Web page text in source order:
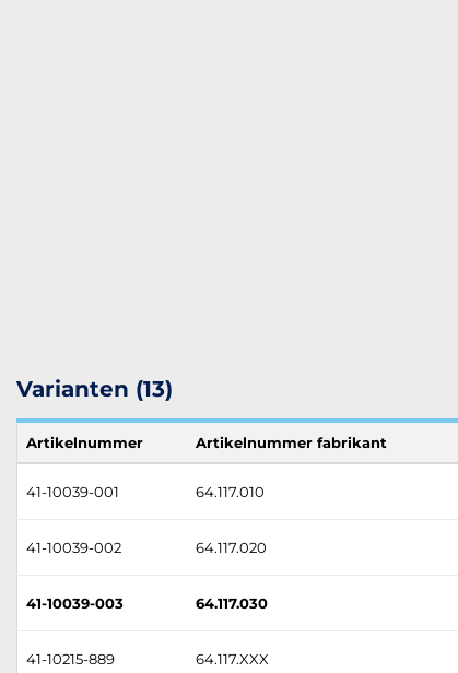
Varianten (13)
Artikelnummer Artikelnummer fabrikant
41-10039-001 64.117.010
41-10039-002 64.117.020
41-10039-003 64.117.030
41-10215-889 64.117.XXX